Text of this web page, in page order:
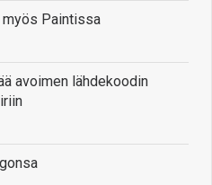
Paintissa
avoimen lähdekoodin